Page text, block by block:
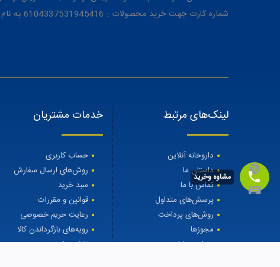
شماره کارت جهت خرید محصولات : 6104337531945416 به نام رویا میرنظامی
لینک‌های مرتبط
داروخانه آنلاین
داستان ما
تماس با ما
پرسش‌های متداول
روش‌های پرداخت
مجوزها
مجله مهتاطب
خدمات مشتریان
حساب کاربری
روش‌های ارسال سفارش
سبد خرید
قوانین و مقررات
رعایت حریم خصوصی
رویه‌های بازگرداندن کالا
نقشه سایت
مشاوه وخرید